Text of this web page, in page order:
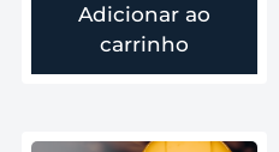
Adicionar ao
carrinho